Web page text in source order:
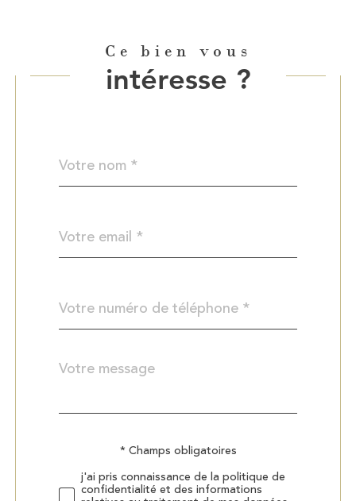
Ce bien vous
intéresse ?
par
*
*
*
Fieldset
défaut
Message
*
Validation* Champs obligatoires
j'ai pris connaissance de la politique de
confidentialité et des informations